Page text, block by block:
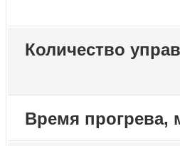
Количество
Время прогрева,